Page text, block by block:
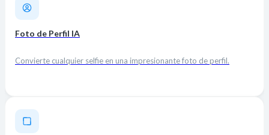
Foto de Perfil IA
Convierte cualquier selfie en una impresionante foto de perfil.